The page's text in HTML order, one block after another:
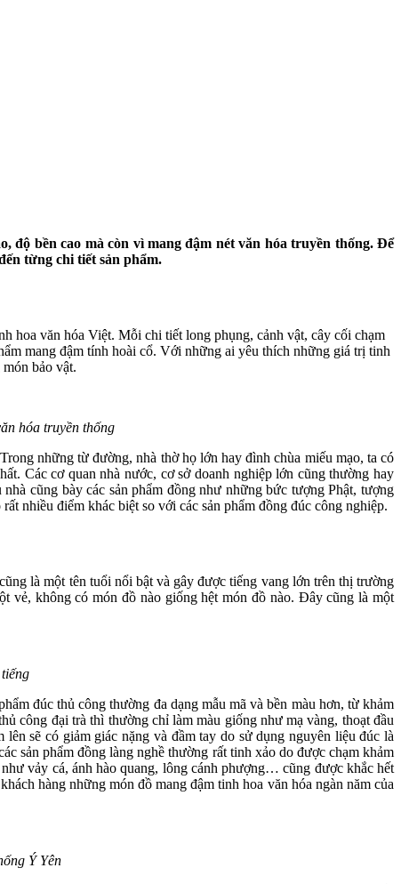
độ bền cao mà còn vì mang đậm nét văn hóa truyền thống. Để
từng chi tiết sản phẩm.
hoa văn hóa Việt. Mỗi chi tiết long phụng, cảnh vật, cây cối chạm
mang đậm tính hoài cổ. Với những ai yêu thích những giá trị tinh
bảo vật.
hóa truyền thống
những từ đường, nhà thờ họ lớn hay đình chùa miếu mạo, ta có
Các cơ quan nhà nước, cơ sở doanh nghiệp lớn cũng thường hay
cũng bày các sản phẩm đồng như những bức tượng Phật, tượng
nhiều điểm khác biệt so với các sản phẩm đồng đúc công nghiệp.
là một tên tuổi nổi bật và gây được tiếng vang lớn trên thị trường
vẻ, không có món đồ nào giống hệt món đồ nào. Đây cũng là một
đúc thủ công thường đa dạng mẫu mã và bền màu hơn, từ khảm
công đại trà thì thường chỉ làm màu giống như mạ vàng, thoạt đầu
sẽ có giảm giác nặng và đầm tay do sử dụng nguyên liệu đúc là
sản phẩm đồng làng nghề thường rất tinh xảo do được chạm khảm
vảy cá, ánh hào quang, lông cánh phượng… cũng được khắc hết
hàng những món đồ mang đậm tinh hoa văn hóa ngàn năm của
Ý Yên